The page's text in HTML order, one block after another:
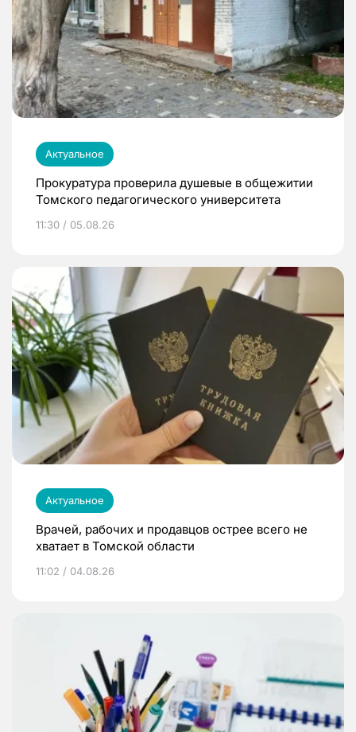
Актуальное
Прокуратура проверила душевые в общежитии
Томского педагогического университета
11:30 / 05.08.26
Актуальное
Врачей, рабочих и продавцов острее всего не
хватает в Томской области
11:02 / 04.08.26